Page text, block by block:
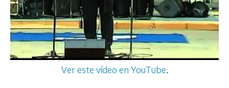
Ver este vídeo en YouTube.